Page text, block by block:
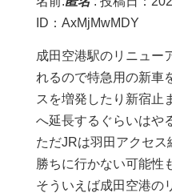
ID：AxMjMwMDY
成田空港駅のリニュー
れるので特急用の新車
スを増発したり新宿止
へ延長するぐらいはや
ただJRは羽田アクセ
勝ちに行かない可能性
そういえば成田空港の